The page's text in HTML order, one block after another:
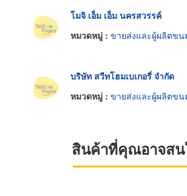
โมจิ เอ็ม เอ็ม นครสวรรค์
หมวดหมู่ : ขายส่งและผู้ผลิตขนมปัง
บริษัท สวีทโฮมเบเกอรี่ จำกัด
หมวดหมู่ : ขายส่งและผู้ผลิตขนมปัง
สินค้าที่คุณอาจสน